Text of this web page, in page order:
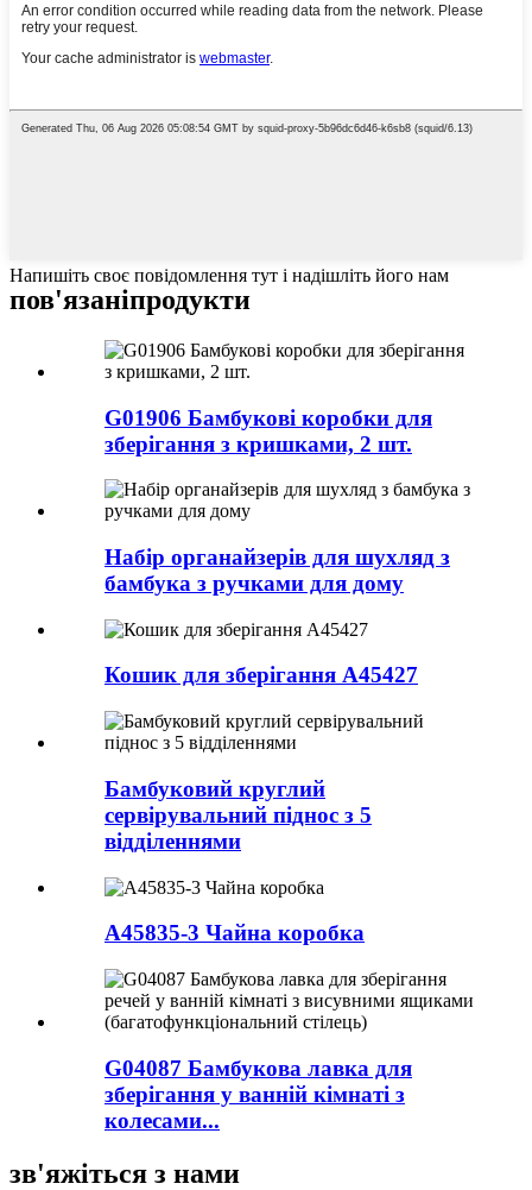
Напишіть своє повідомлення тут і надішліть його нам
пов'язаніпродукти
G01906 Бамбукові коробки для
зберігання з кришками, 2 шт.
Набір органайзерів для шухляд з
бамбука з ручками для дому
Кошик для зберігання A45427
Бамбуковий круглий
сервірувальний піднос з 5
відділеннями
A45835-3 Чайна коробка
G04087 Бамбукова лавка для
зберігання у ванній кімнаті з
колесами...
зв'яжіться з нами